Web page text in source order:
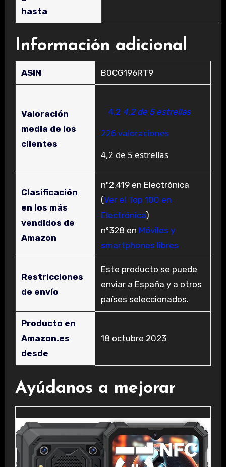
hasta
Información adicional
ASIN B0CG196RT9
Valoración
media de los
clientes
4,2 4,2 de 5 estrellas
226 valoraciones
4,2 de 5 estrellas
Clasificación
en los más
vendidos de
Amazon
nº2.419 en Electrónica
(Ver el Top 100 en
Electrónica)
nº328 en Móviles y
smartphones libres
Restricciones
de envío
Este producto se puede
enviar a España y a otros
países seleccionados.
Producto en
Amazon.es
desde
18 octubre 2023
Ayúdanos a mejorar